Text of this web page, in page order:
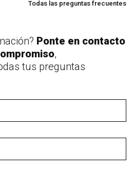
Todas las preguntas frecuentes
Ponte en contacto
,
tus preguntas